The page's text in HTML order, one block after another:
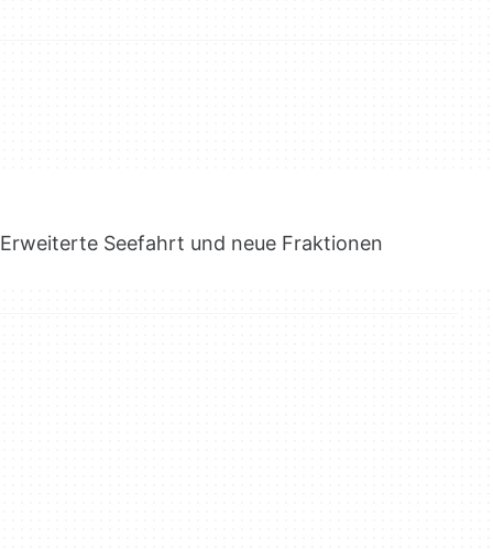
Erweiterte Seefahrt und neue Fraktionen